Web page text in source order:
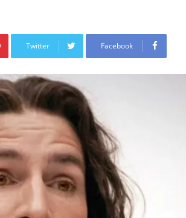
Facebook
Twitter